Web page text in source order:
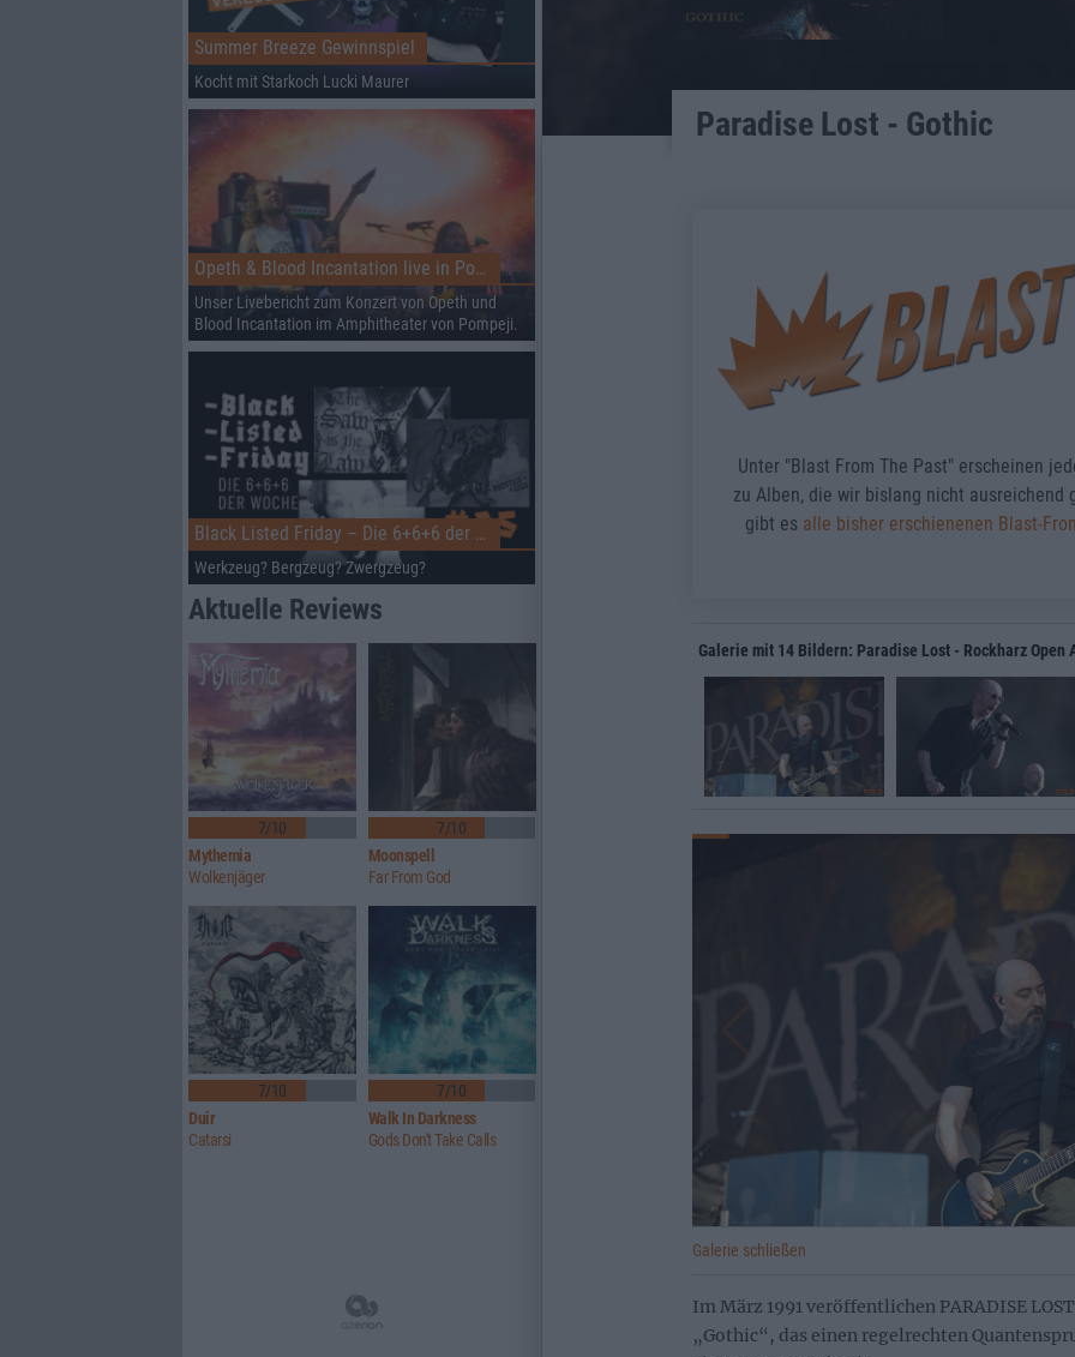
Paradise Lost - Gothic
Unter "Blast From The Past" erscheinen
zu Alben, die wir bislang nicht ausreichend
gibt es alle bisher erschienenen Blast-
Galerie mit 14 Bildern: Paradise Lost - Rockharz Open
Galerie schließen
Im März 1991 veröffentlichen PARADISE
„Gothic“, das einen regelrechten
Summer Breeze Gewinnspiel
Kocht mit Starkoch Lucki Maurer
Opeth & Blood Incantation live in Pompeji
Unser Livebericht zum Konzert von Opeth und
Blood Incantation im Amphitheater von Pompeji.
Black Listed Friday – Die 6+6+6 der Woche
Werkzeug? Bergzeug? Zwergzeug?
Aktuelle Reviews
7/10
Mythemia
Wolkenjäger
7/10
Moonspell
Far From God
7/10
Duir
Catarsi
7/10
Walk In Darkness
Gods Don't Take Calls